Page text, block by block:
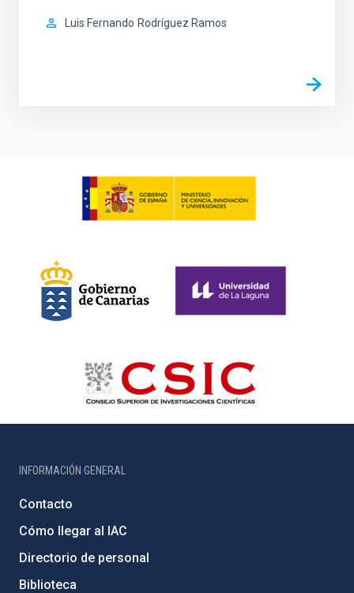
Luis Fernando Rodríguez Ramos
INFORMACIÓN GENERAL
Contacto
Cómo llegar al IAC
Directorio de personal
Biblioteca